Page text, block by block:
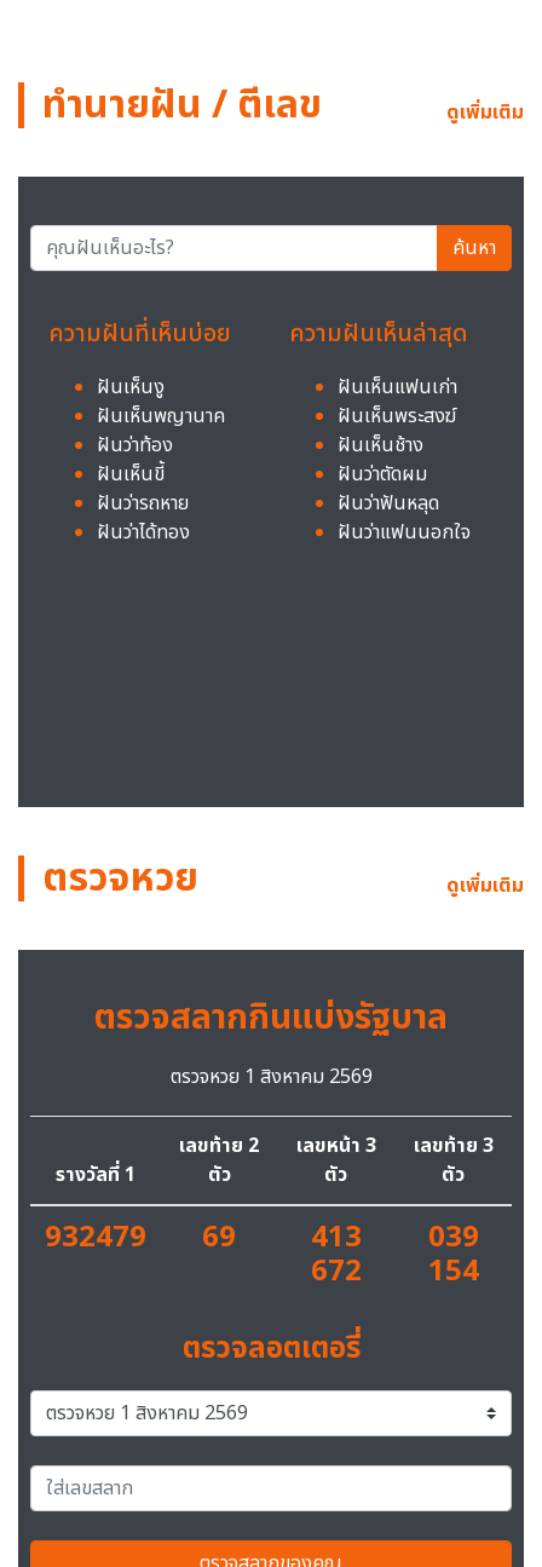
ทำนายฝัน / ตีเลข ดูเพิ่มเติม
ค้นหา
ความฝันที่เห็นบ่อย
ฝันเห็นงู
ฝันเห็นพญานาค
ฝันว่าท้อง
ฝันเห็นขี้
ฝันว่ารถหาย
ฝันว่าได้ทอง
ความฝันเห็นล่าสุด
ฝันเห็นแฟนเก่า
ฝันเห็นพระสงฆ์
ฝันเห็นช้าง
ฝันว่าตัดผม
ฝันว่าฟันหลุด
ฝันว่าแฟนนอกใจ
ตรวจหวย ดูเพิ่มเติม
ตรวจสลากกินแบ่งรัฐบาล
ตรวจหวย 1 สิงหาคม 2569
รางวัลที่ 1
เลขท้าย 2
ตัว
เลขหน้า 3
ตัว
เลขท้าย 3
ตัว
932479 69 413
672
039
154
ตรวจลอตเตอรี่